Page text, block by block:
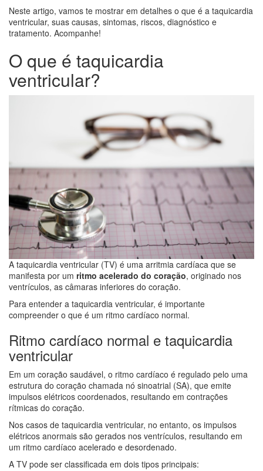
Neste artigo, vamos te mostrar em detalhes o que é a taquicardia
ventricular, suas causas, sintomas, riscos, diagnóstico e
tratamento. Acompanhe!
O que é taquicardia
ventricular?
A taquicardia ventricular (TV) é uma arritmia cardíaca que se
manifesta por um ritmo acelerado do coração, originado nos
ventrículos, as câmaras inferiores do coração.
Para entender a taquicardia ventricular, é importante
compreender o que é um ritmo cardíaco normal.
Ritmo cardíaco normal e taquicardia
ventricular
Em um coração saudável, o ritmo cardíaco é regulado pelo uma
estrutura do coração chamada nó sinoatrial (SA), que emite
impulsos elétricos coordenados, resultando em contrações
rítmicas do coração.
Nos casos de taquicardia ventricular, no entanto, os impulsos
elétricos anormais são gerados nos ventrículos, resultando em
um ritmo cardíaco acelerado e desordenado.
A TV pode ser classificada em dois tipos principais: